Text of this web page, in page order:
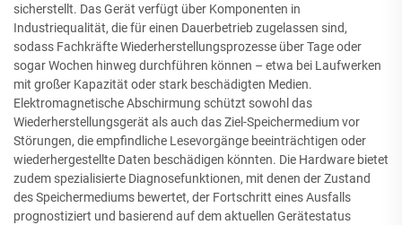
sicherstellt. Das Gerät verfügt über Komponenten in
Industriequalität, die für einen Dauerbetrieb zugelassen sind,
sodass Fachkräfte Wiederherstellungsprozesse über Tage oder
sogar Wochen hinweg durchführen können – etwa bei Laufwerken
mit großer Kapazität oder stark beschädigten Medien.
Elektromagnetische Abschirmung schützt sowohl das
Wiederherstellungsgerät als auch das Ziel-Speichermedium vor
Störungen, die empfindliche Lesevorgänge beeinträchtigen oder
wiederhergestellte Daten beschädigen könnten. Die Hardware bietet
zudem spezialisierte Diagnosefunktionen, mit denen der Zustand
des Speichermediums bewertet, der Fortschritt eines Ausfalls
prognostiziert und basierend auf dem aktuellen Gerätestatus